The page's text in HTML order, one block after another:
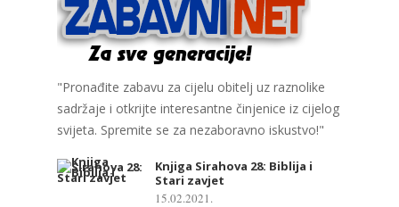
"Pronađite zabavu za cijelu obitelj uz raznolike
sadržaje i otkrijte interesantne činjenice iz cijelog
svijeta. Spremite se za nezaboravno iskustvo!"
Knjiga Sirahova 28: Biblija i
Stari zavjet
15.02.2021.